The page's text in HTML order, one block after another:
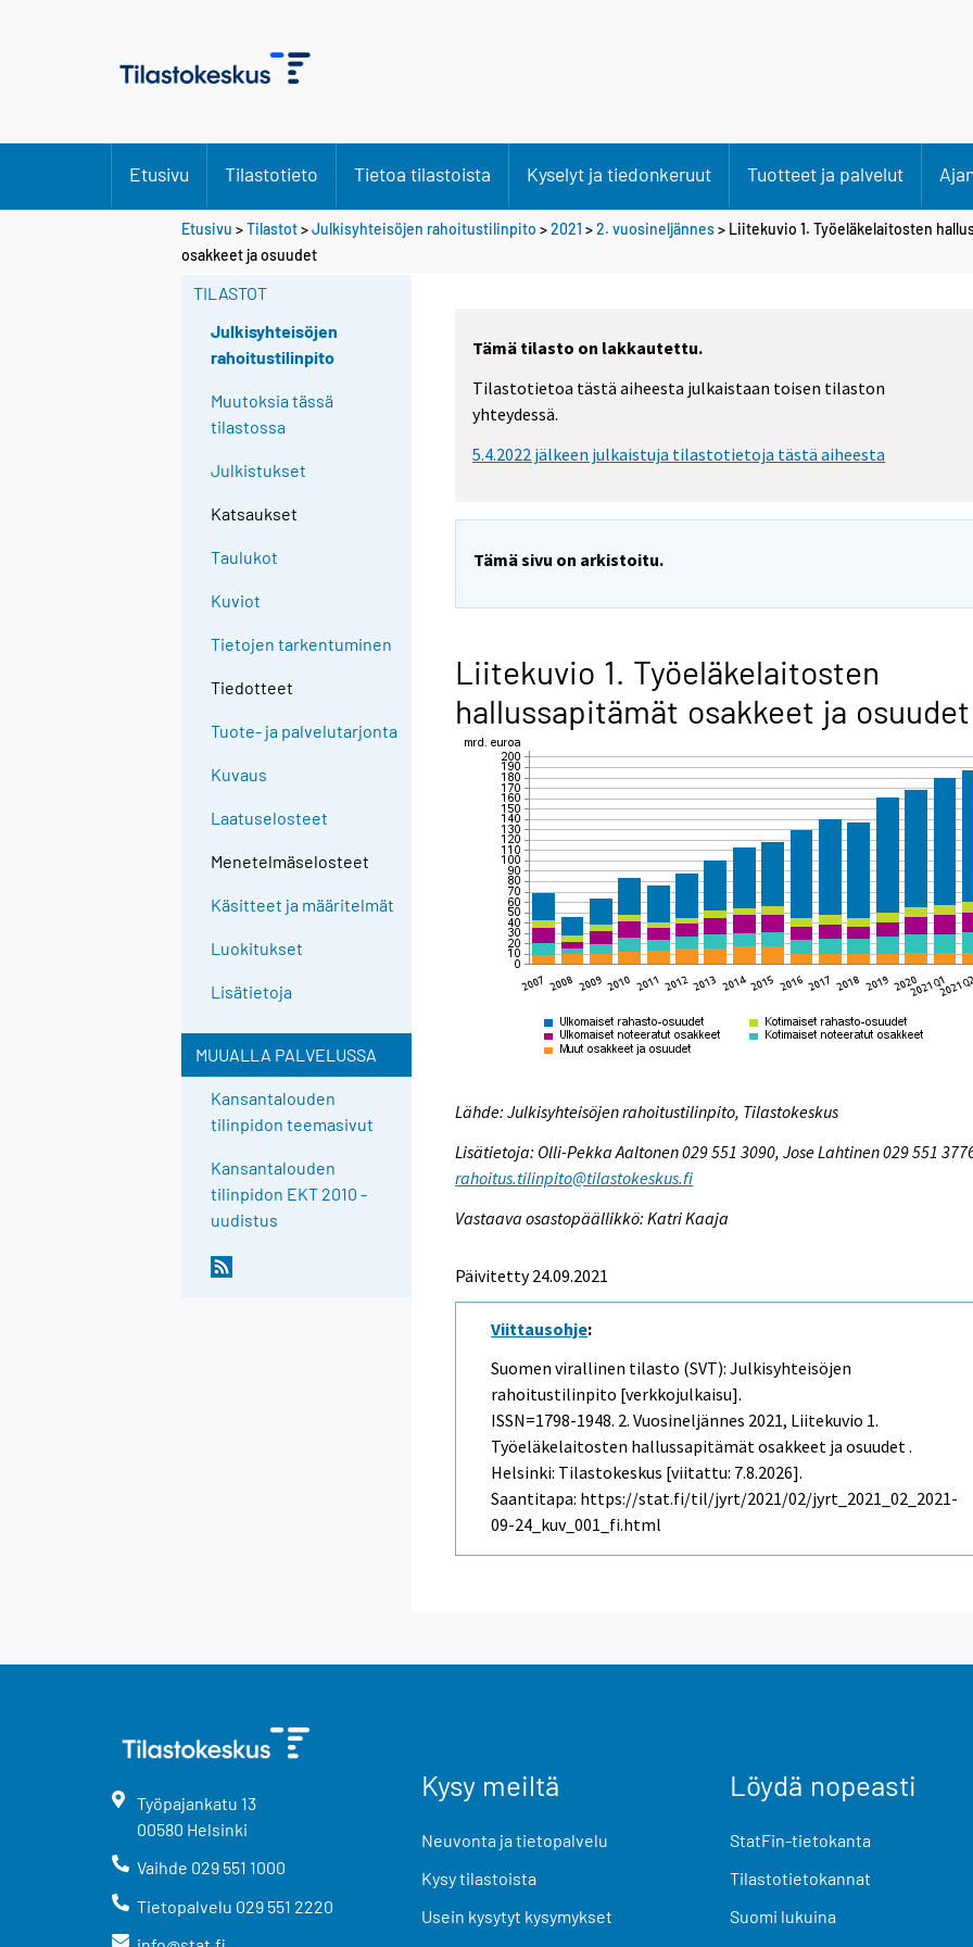
Etusivu Tilastotieto Tietoa tilastoista Kyselyt ja tiedonkeruut Tuotteet ja palvelut
Etusivu >Tilastot>Julkisyhteisöjen rahoitustilinpito >2021 >2. vuosineljännes> Liitekuvio 1. Työeläkelaitosten
osakkeet ja osuudet
TILASTOT
Julkisyhteisöjen
rahoitustilinpito
Muutoksia tässä
tilastossa
Julkistukset
Katsaukset
Taulukot
Kuviot
Tietojen tarkentuminen
Tiedotteet
Tuote- ja palvelutarjonta
Kuvaus
Laatuselosteet
Menetelmäselosteet
Käsitteet ja määritelmät
Luokitukset
Lisätietoja
MUUALLA PALVELUSSA
Kansantalouden
tilinpidon teemasivut
Kansantalouden
tilinpidon EKT 2010 -
uudistus
Tämä tilasto on lakkautettu.
Tilastotietoa tästä aiheesta julkaistaan toisen tilaston
yhteydessä.
5.4.2022 jälkeen julkaistuja tilastotietoja tästä aiheesta
Tämä sivu on arkistoitu.
Liitekuvio 1. Työeläkelaitosten
hallussapitämät osakkeet ja osuudet
Lähde: Julkisyhteisöjen rahoitustilinpito, Tilastokeskus
Lisätietoja: Olli-Pekka Aaltonen 029 551 3090, Jose Lahtinen 029 551
rahoitus.tilinpito@tilastokeskus.fi
Vastaava osastopäällikkö: Katri Kaaja
Päivitetty 24.09.2021
Viittausohje:
Suomen virallinen tilasto (SVT): Julkisyhteisöjen
rahoitustilinpito [verkkojulkaisu].
ISSN=1798-1948. 2. Vuosineljännes 2021, Liitekuvio 1.
Työeläkelaitosten hallussapitämät osakkeet ja osuudet .
Helsinki: Tilastokeskus [viitattu: 7.8.2026].
Saantitapa: https://stat.fi/til/jyrt/2021/02/jyrt_2021_02_2021-
09-24_kuv_001_fi.html
Työpajankatu 13
00580 Helsinki
Vaihde 029 551 1000
Tietopalvelu 029 551 2220
Kysy meiltä
Neuvonta ja tietopalvelu
Kysy tilastoista
Usein kysytyt kysymykset
Löydä nopeasti
StatFin-tietokanta
Tilastotietokannat
Suomi lukuina